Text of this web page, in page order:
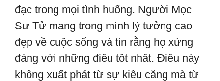
đạc trong mọi tình huống. Người Mọc
Sư Tử mang trong mình lý tưởng cao
đẹp về cuộc sống và tin rằng họ xứng
đáng với những điều tốt nhất. Điều này
không xuất phát từ sự kiêu căng mà từ